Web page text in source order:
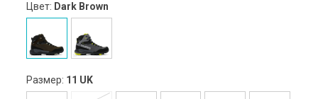
Цвет: Dark Brown
Размер: 11 UK